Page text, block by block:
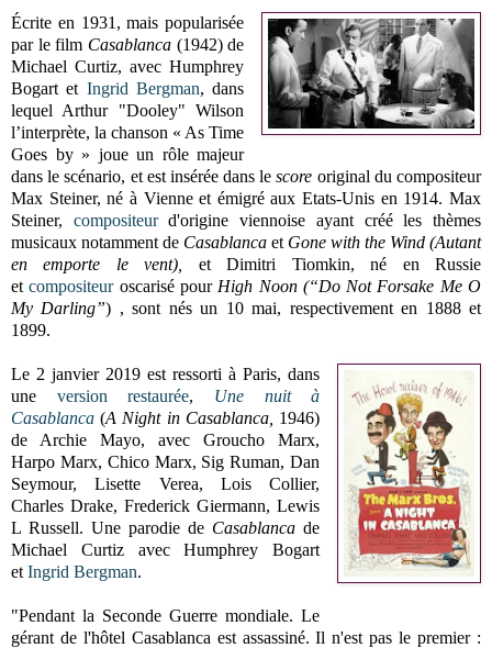
Écrite en 1931, mais popularisée
par le film Casablanca(1942) de
Michael Curtiz, avec Humphrey
Bogart et Ingrid Bergman, dans
lequel Arthur "Dooley" Wilson
l’interprète, la chanson « As Time
Goes by » joue un rôle majeur
dans le scénario, et est insérée dans lescore original du compositeur
Max Steiner, né à Vienne et émigré aux Etats-Unis en 1914. Max
Steiner, compositeurd'origine viennoise ayant créé les thèmes
musicaux notamment de Casablanca et Gone with the Wind (Autant
en emporte le vent)
et Dimitri Tiomkin, né en Russie
etcompositeuroscarisé pour High Noon (“Do Not Forsake Me O
My Darling”) , sont nés un 10 mai, respectivement en 1888 et
1899.
Le 2 janvier 2019 est ressorti à Paris, dans
une version restaurée, Une nuit à
Casablanca (A Night in Casablanca, 1946)
de Archie Mayo, avec Groucho Marx,
Harpo Marx, Chico Marx, Sig Ruman, Dan
Seymour, Lisette Verea, Lois Collier,
Charles Drake, Frederick Giermann, Lewis
L Russell. Une parodie de Casablancade
Michael Curtiz avec Humphrey Bogart
et Ingrid Bergman.
"Pendant la Seconde Guerre mondiale. Le
gérant de l'hôtel Casablanca est assassiné. Il n'est pas le premier :